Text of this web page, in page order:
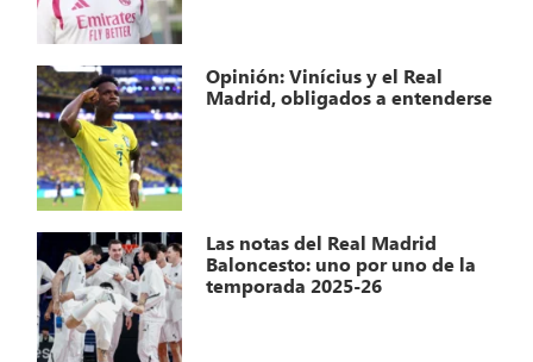
Opinión: Vinícius y el Real
Madrid, obligados a entenderse
Las notas del Real Madrid
Baloncesto: uno por uno de la
temporada 2025-26